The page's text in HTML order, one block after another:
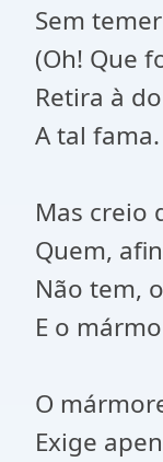
Sem temer
(Oh! Que
Retira à
A tal fama.
Mas creio
Quem,
Não tem,
E o
O
Exige